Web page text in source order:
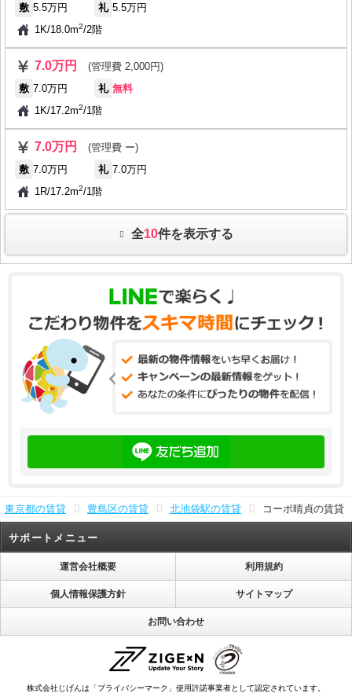
敷 5.5万円 礼 5.5万円
1K/18.0m2/2階
7.0万円
(管理費 2,000円)
敷 7.0万円 礼 無料
1K/17.2m2/1階
7.0万円
(管理費 ー)
敷 7.0万円 礼 7.0万円
1R/17.2m2/1階
全10件を表示する
東京都の賃貸 豊島区の賃貸 北池袋駅の賃貸 コーポ晴貞の賃貸
サポートメニュー
運営会社概要 利用規約
個人情報保護方針 サイトマップ
お問い合わせ
株式会社じげんは「プライバシーマーク」使用許諾事業者として認定されています。